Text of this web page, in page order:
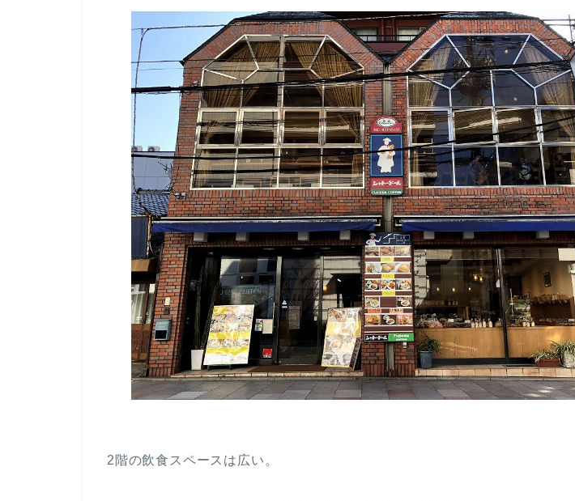
2階の飲食スペースは広い。